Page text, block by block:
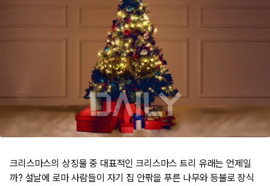
크리스마스의 상징물 중 대표적인 크리스마스 트리 유래는 언제일
까? 설날에 로마 사람들이 자기 집 안팎을 푸른 나무와 등불로 장식